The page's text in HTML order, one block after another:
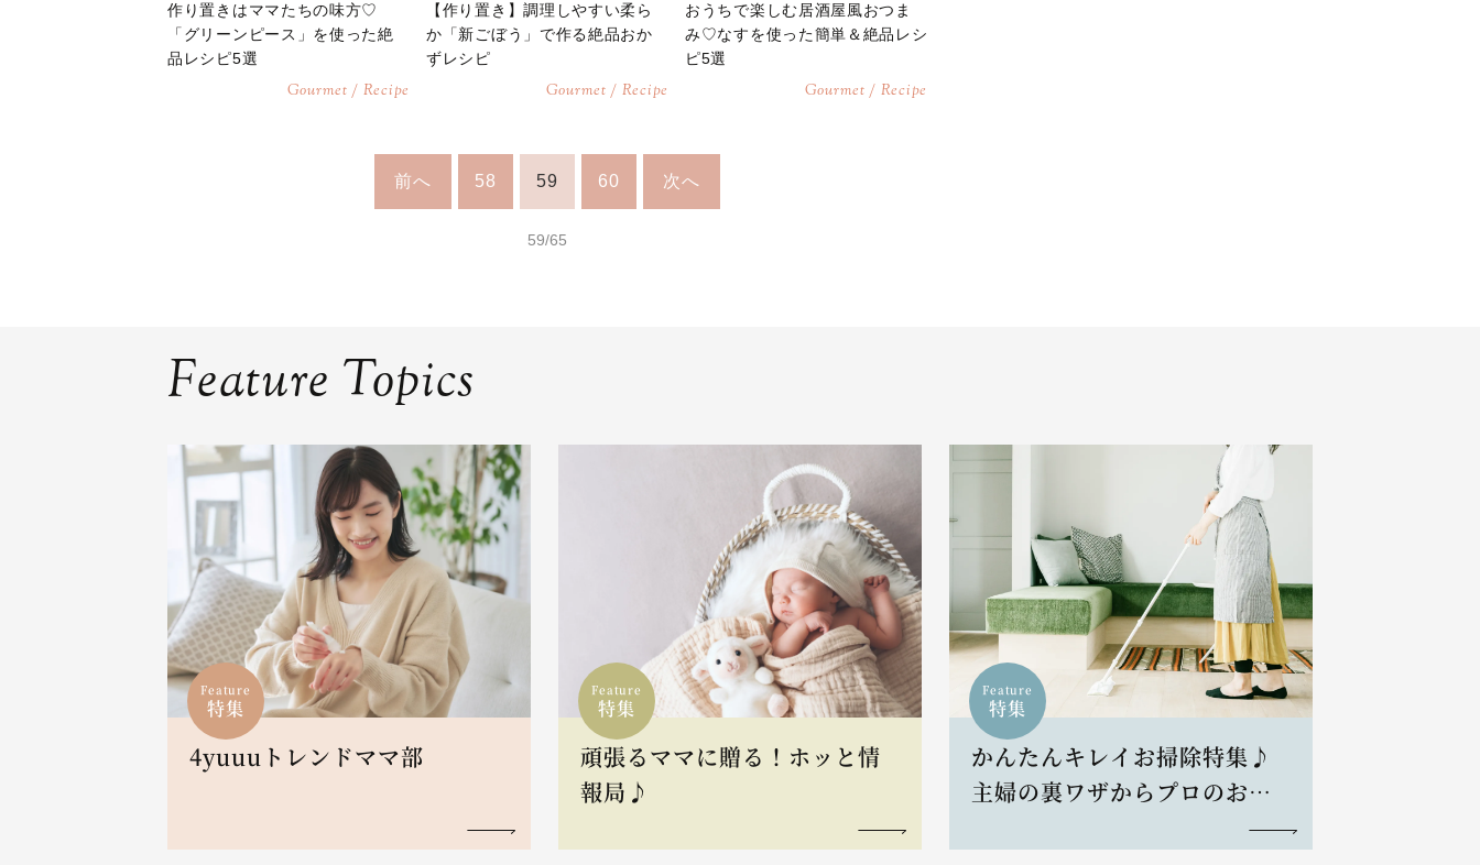
作り置きはママたちの味方♡
「グリーンピース」を使った絶
品レシピ5選
Gourmet / Recipe
【作り置き】調理しやすい柔ら
か「新ごぼう」で作る絶品おか
ずレシピ
Gourmet / Recipe
おうちで楽しむ居酒屋風おつま
み♡なすを使った簡単＆絶品レシ
ピ5選
Gourmet / Recipe
前へ 58 59 60 次へ
59/65
Feature Topics
Feature
特集
4yuuuトレンドママ部
Feature
特集
頑張るママに贈る！ホッと情
報局♪
Feature
特集
かんたんキレイお掃除特集♪
主婦の裏ワザからプロのお掃